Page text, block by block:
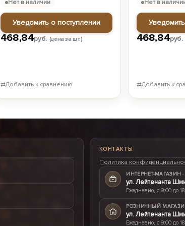
468,84руб. (цена за шт.)
Нет в наличии
Уведомить о поступлении
⇄Добавить к сравнению
468,84руб.
Нет в
⇄Добавить к
КОНТАКТЫ
Политика
ИНТЕРНЕТ-МАГАЗИН
ул. Лейтенанта
Ежедневно, с 9:00 до
РОЗНИЧНЫЙ
ул. Лейтенанта
Ежедневно, с 9:00 до